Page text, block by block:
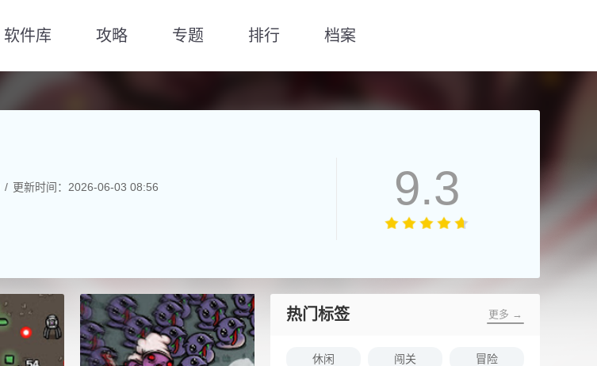
软件库 攻略 专题 排行 档案
更新时间：2026-06-03 08:56 9.3
热门标签 更多 →
休闲 闯关 冒险